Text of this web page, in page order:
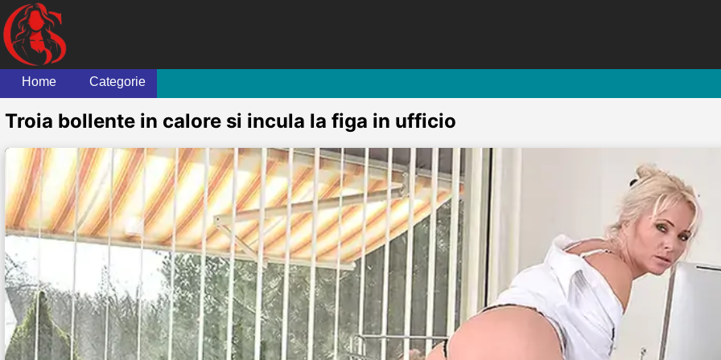
Home Categorie
Troia bollente in calore si incula la figa in ufficio